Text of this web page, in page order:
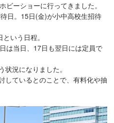
ーショーに行ってきました。
日。15日(金)が小中高校生招待
いう日程。
は当日、17日も翌日には定員で
況になりました。
しているとのことで、有料化や抽